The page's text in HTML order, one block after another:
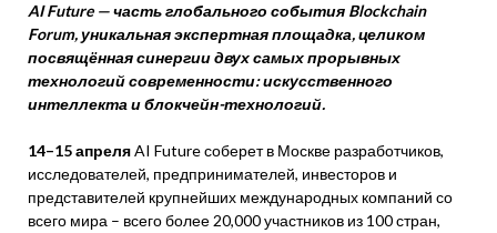
AI Future — часть глобального события Blockchain
Forum, уникальная экспертная площадка, целиком
посвящённая синергии двух самых прорывных
технологий современности: искусственного
интеллекта и блокчейн-технологий.
14–15 апреляAI Future соберет в Москве разработчиков,
исследователей, предпринимателей, инвесторов и
представителей крупнейших международных компаний со
всего мира – всего более 20,000 участников из 100 стран,